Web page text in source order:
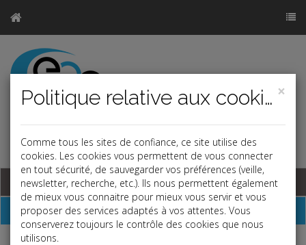
j
a
r
Base documentaire
Dépêches
×
Politique relative aux cookies
Comme tous les sites de confiance, ce site utilise des
cookies. Les cookies vous permettent de vous connecter
en tout sécurité, de sauvegarder vos préférences (veille,
newsletter, recherche, etc.). Ils nous permettent également
de mieux vous connaitre pour mieux vous servir et vous
proposer des services adaptés à vos attentes. Vous
conserverez toujours le contrôle des cookies que nous
utilisons.